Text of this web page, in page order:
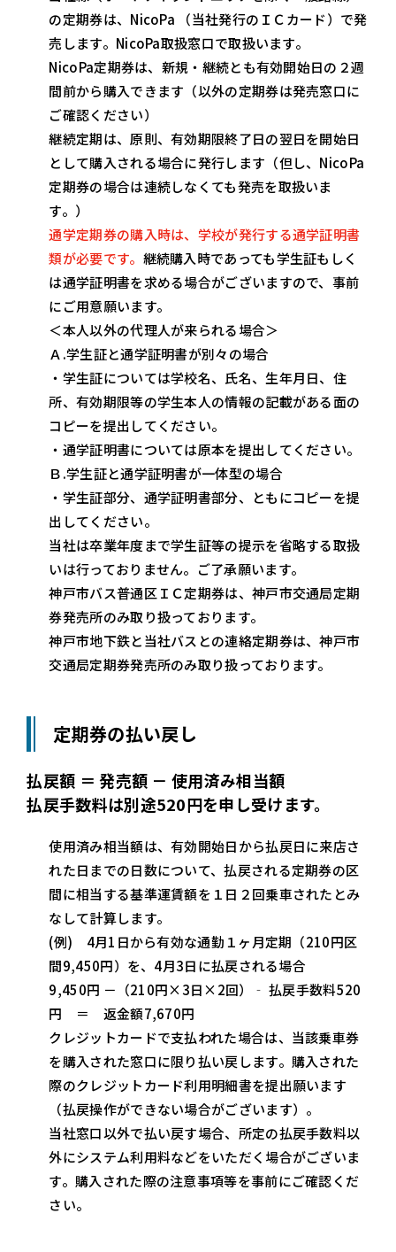
の定期券は、NicoPa （当社発行のＩＣカード）で発
売します。NicoPa取扱窓口で取扱います。
NicoPa定期券は、新規・継続とも有効開始日の２週
間前から購入できます（以外の定期券は発売窓口に
ご確認ください）
継続定期は、原則、有効期限終了日の翌日を開始日
として購入される場合に発行します（但し、NicoPa
定期券の場合は連続しなくても発売を取扱いま
す。）
通学定期券の購入時は、学校が発行する通学証明書
類が必要です。 継続購入時であっても学生証もしく
は通学証明書を求める場合がございますので、事前
にご用意願います。
＜本人以外の代理人が来られる場合＞
Ａ.学生証と通学証明書が別々の場合
・学生証については学校名、氏名、生年月日、住
所、有効期限等の学生本人の情報の記載がある面の
コピーを提出してください。
・通学証明書については原本を提出してください。
Ｂ.学生証と通学証明書が一体型の場合
・学生証部分、通学証明書部分、ともにコピーを提
出してください。
当社は卒業年度まで学生証等の提示を省略する取扱
いは行っておりません。ご了承願います。
神戸市バス普通区ＩＣ定期券は、神戸市交通局定期
券発売所のみ取り扱っております。
神戸市地下鉄と当社バスとの連絡定期券は、神戸市
交通局定期券発売所のみ取り扱っております。
定期券の払い戻し
払戻額 ＝ 発売額 － 使用済み相当額
払戻手数料は別途520円を申し受けます。
使用済み相当額は、有効開始日から払戻日に来店さ
れた日までの日数について、払戻される定期券の区
間に相当する基準運賃額を１日２回乗車されたとみ
なして計算します。
(例) 4月1日から有効な通勤１ヶ月定期（210円区
間9,450円）を、4月3日に払戻される場合
9,450円 －（210円×3日×2回）‐ 払戻手数料520
円 ＝ 返金額7,670円
クレジットカードで支払われた場合は、当該乗車券
を購入された窓口に限り払い戻します。購入された
際のクレジットカード利用明細書を提出願います
（払戻操作ができない場合がございます）。
当社窓口以外で払い戻す場合、所定の払戻手数料以
外にシステム利用料などをいただく場合がございま
す。購入された際の注意事項等を事前にご確認くだ
さい。